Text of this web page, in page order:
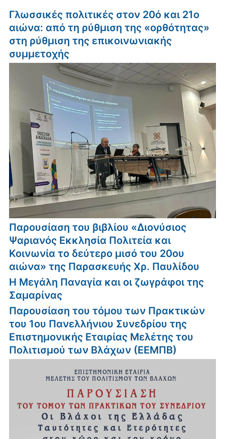
Γλωσσικές πολιτικές στον 20ό και 21ο
αιώνα: από τη ρύθμιση της «ορθότητας»
στη ρύθμιση της επικοινωνιακής
συμμετοχής
Παρουσίαση του βιβλίου «Διονύσιος
Ψαριανός Εκκλησία Πολιτεία και
Κοινωνία το δεύτερο μισό του 20ου
αιώνα» της Παρασκευής Χρ. Παυλίδου
Η Μεγάλη Παναγία και οι ζωγράφοι της
Σαμαρίνας
Παρουσίαση του τόμου των Πρακτικών
του 1ου Πανελλήνιου Συνεδρίου της
Επιστημονικής Εταιρίας Μελέτης του
Πολιτισμού των Βλάχων (ΕΕΜΠΒ)